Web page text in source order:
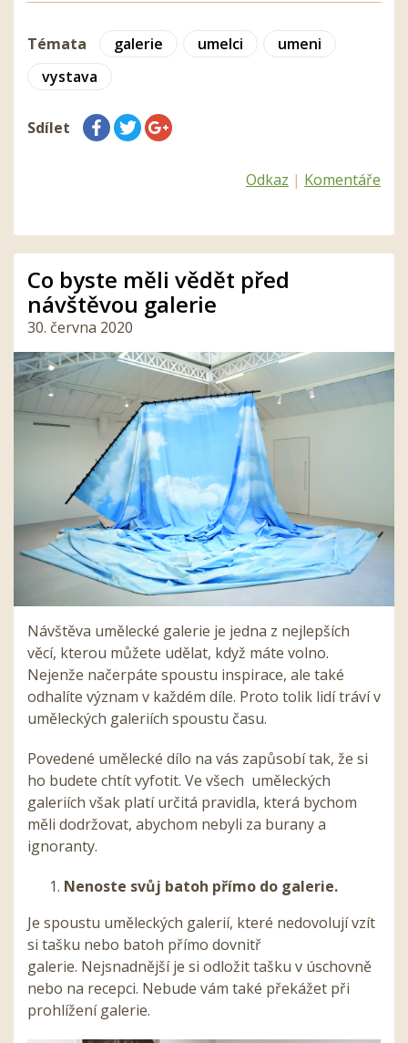
Témata galerie umelci
umeni
vystava
Sdílet
Odkaz | Komentáře
Co byste měli vědět před
návštěvou galerie
30. června 2020
Návštěva umělecké galerie je jedna z nejlepších
věcí, kterou můžete udělat, když máte volno.
Nejenže načerpáte spoustu inspirace, ale také
odhalíte význam v každém díle. Proto tolik lidí tráví v
uměleckých galeriích spoustu času.
Povedené umělecké dílo na vás zapůsobí tak, že si
ho budete chtít vyfotit. Ve všech uměleckých
galeriích však platí určitá pravidla, která bychom
měli dodržovat, abychom nebyli za burany a
ignoranty.
Nenoste svůj batoh přímo do galerie.
Je spoustu uměleckých galerií, které nedovolují vzít
si tašku nebo batoh přímo dovnitř
galerie. Nejsnadnější je si odložit tašku v úschovně
nebo na recepci. Nebude vám také překážet při
prohlížení galerie.